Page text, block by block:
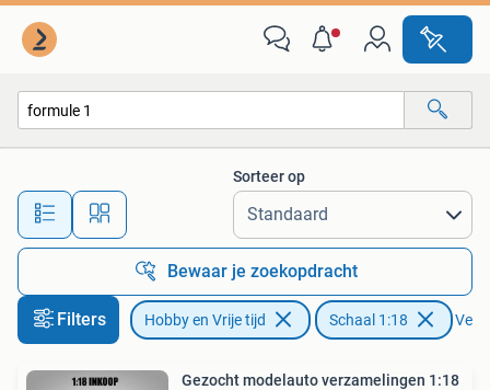
Alle afstanden…
Sorteer op
Bewaar je zoekopdracht
Filters Hobby en Vrije tijd Schaal 1:18
Gezocht modelauto verzamelingen 1:18